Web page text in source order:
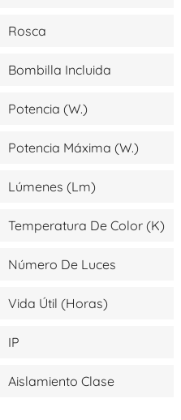
Rosca
Bombilla Incluida
Potencia (W.)
Potencia Máxima (W.)
Lúmenes (lm)
Temperatura De Color (K)
Número De Luces
Vida Útil (Horas)
IP
Aislamiento Clase